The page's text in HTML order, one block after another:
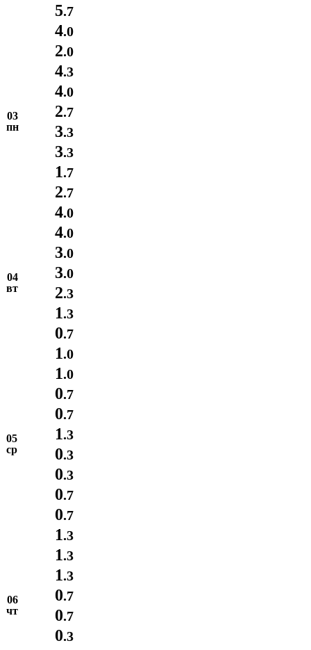
5.7
4.0
03
пн
2.0
4.3
4.0
2.7
3.3
3.3
1.7
2.7
04
вт
4.0
4.0
3.0
3.0
2.3
1.3
0.7
1.0
05
ср
1.0
0.7
0.7
1.3
0.3
0.3
0.7
0.7
06
чт
1.3
1.3
1.3
0.7
0.7
0.3